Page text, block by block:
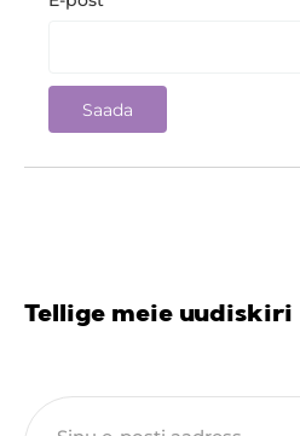
Tellige meie uudiskiri